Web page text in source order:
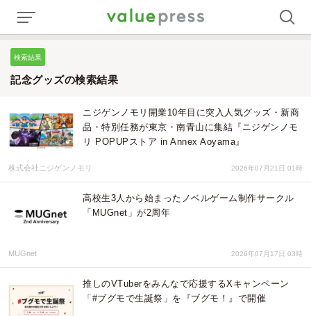
検索結果
記念グッズの検索結果
ニジゲンノモリ開業10年目に突入人気グッズ・新商
品・特別任務が東京・南青山に集結『ニジゲンノモ
リ POPUPストア in Annex Aoyama』
株式会社ニジゲンノモリ 2026年07月21日 01時
高校生3人から始まったノベルゲーム制作サークル
「MUGnet」が2周年
MUGnet 2026年07月17日 03時
推しのVTuberをみんなで応援するXキャンペーン
「#ブグモで生誕祭」を『ブグモ！』で開催